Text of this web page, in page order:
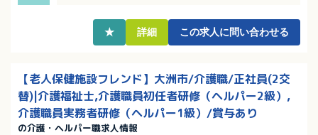
★ 詳細 この求人に問い合わせる
【老人保健施設フレンド】大洲市/介護職/正社員(2交
替)|介護福祉士,介護職員初任者研修（ヘルパー2級）,
介護職員実務者研修（ヘルパー1級）/賞与あり
の介護・ヘルパー職求人情報